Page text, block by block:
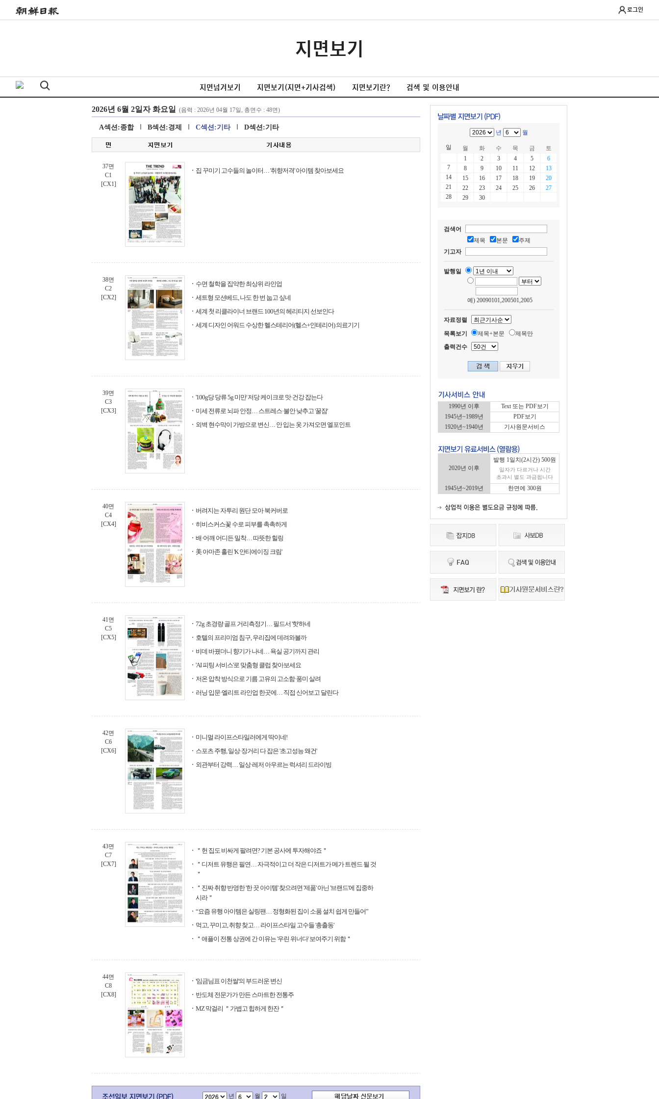
로그인
지면보기
지면넘겨보기 지면보기(지면+기사검색) 지면보기란? 검색 및 이용안내
A섹션:종합 B섹션:경제 C섹션:기타 D섹션:기타
37면
C1
[CX1]
집 꾸미기 고수들의 놀이터… '취향저격' 아이템 찾아보세요
38면
C2
[CX2]
수면 철학을 집약한 최상위 라인업
세트형 모션베드, 나도 한 번 눕고 싶네
세계 첫 리클라이너 브랜드 100년의 헤리티지 선보인다
세계 디자인 어워드 수상한 헬스테리어(헬스+인테리어) 의료기기
39면
C3
[CX3]
'100g당 당류 5g 미만' 저당 케이크로 맛·건강 잡는다
미세 전류로 뇌파 안정… 스트레스·불안 낮추고 '꿀잠'
외벽 현수막이 가방으로 변신… 안 입는 옷 가져오면 엘포인트
40면
C4
[CX4]
버려지는 자투리 원단 모아 북커버로
히비스커스꽃 수로 피부를 촉촉하게
배·어깨 어디든 밀착… 따뜻한 힐링
美 아마존 홀린 'K 안티에이징 크림'
41면
C5
[CX5]
72g 초경량 골프 거리측정기… 필드서 '핫'하네
호텔의 프리미엄 침구, 우리집에 데려와볼까
비데 바꿨더니 향기가 나네… 욕실 공기까지 관리
'AI 피팅 서비스'로 맞춤형 클럽 찾아보세요
저온 압착 방식으로 기름 고유의 고소함·풍미 살려
러닝 입문·엘리트 라인업 한곳에… 직접 신어보고 달린다
42면
C6
[CX6]
미니멀 라이프스타일러에게 딱이네!
스포츠 주행, 일상·장거리 다 잡은 '초고성능 왜건'
외관부터 강력… 일상·레저 아우르는 럭셔리 드라이빙
43면
C7
[CX7]
＂헌 집도 비싸게 팔려면? 기본 공사에 투자해야죠＂
＂디저트 유행은 필연… 자극적이고 더 작은 디저트가 메가 트렌드 될 것
＂
＂진짜 취향 반영한 '한 끗 아이템' 찾으려면 '제품' 아닌 '브랜드'에 집중하
시라＂
“요즘 유행 아이템은 실링팬… 정형화된 집이 소품 설치 쉽게 만들어”
먹고, 꾸미고, 취향 찾고… 라이프스타일 고수들 '총출동'
＂애플이 전통 상권에 간 이유는 '우린 위너다' 보여주기 위함＂
44면
C8
[CX8]
'임금님표 이천쌀'의 부드러운 변신
반도체 전문가가 만든 스마트한 전통주
MZ 막걸리 ＂가볍고 힙하게 한잔＂
년 월 일